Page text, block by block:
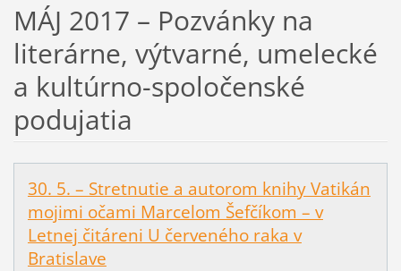
MÁJ 2017 – Pozvánky na
literárne, výtvarné, umelecké
a kultúrno-spoločenské
podujatia
30. 5. – Stretnutie a autorom knihy Vatikán
mojimi očami Marcelom Šefčíkom – v
Letnej čitáreni U červeného raka v
Bratislave